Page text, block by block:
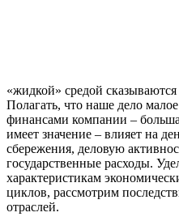
«жидкой» средой
Полагать, что наше дело
финансами компании –
имеет значение – влияет на
сбережения, деловую
государственные расходы.
характеристикам
циклов, рассмотрим
отраслей.